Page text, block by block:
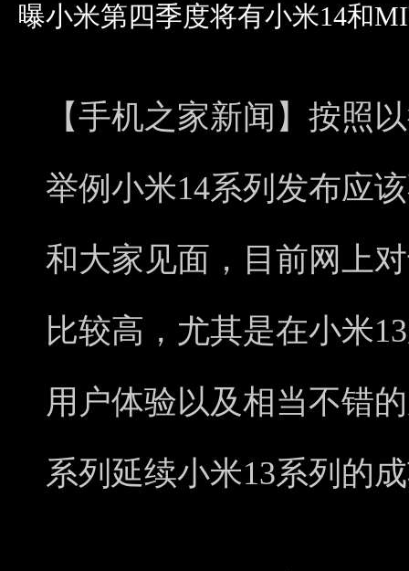
曝小米第四季度将有小米14和
【手机之家新闻】按照
举例小米14系列发布应
和大家见面，目前网上
比较高，尤其是在小米
用户体验以及相当不错
系列延续小米13系列的